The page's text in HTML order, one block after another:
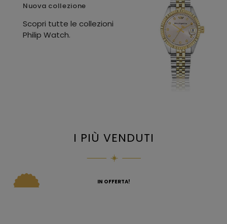
Nuova collezione
Scopri tutte le collezioni
Philip Watch.
I PIÙ VENDUTI
IN OFFERTA!